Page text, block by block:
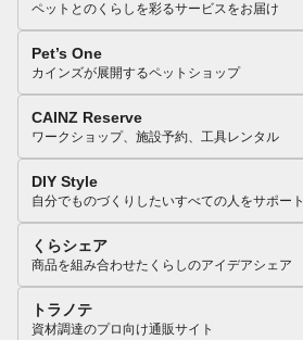
ペットとのくらしを彩るサービスをお届け
Pet’s One
カインズが展開するペットショップ
CAINZ Reserve
ワークショップ、施設予約、工具レンタル
DIY Style
自分でものづくりしたいすべての人をサポート
くらシェア
商品を組み合わせたくらしのアイデアシェア
トラノテ
資材調達のプロ向け通販サイト